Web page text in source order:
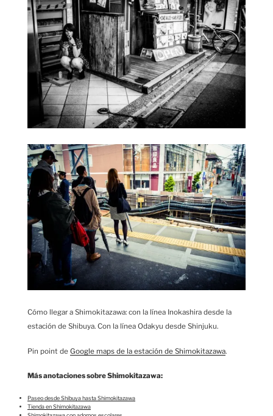
Cómo llegar a Shimokitazawa: con la línea Inokashira desde la
estación de Shibuya. Con la línea Odakyu desde Shinjuku.
Pin point de Google maps de la estación de Shimokitazawa.
Más anotaciones sobre Shimokitazawa:
Paseo desde Shibuya hasta Shimokitazawa
Tienda en Shimokitazawa